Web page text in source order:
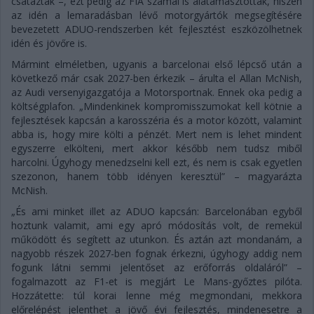
az idén a lemaradásban lévő motorgyártók megsegítésére
bevezetett ADUO-rendszerben két fejlesztést eszközölhetnek
idén és jövőre is.
Mármint elméletben, ugyanis a barcelonai első lépcső után a
következő már csak 2027-ben érkezik – árulta el Allan McNish,
az Audi versenyigazgatója a Motorsportnak. Ennek oka pedig a
költségplafon. „Mindenkinek kompromisszumokat kell kötnie a
fejlesztések kapcsán a karosszéria és a motor között, valamint
abba is, hogy mire költi a pénzét. Mert nem is lehet mindent
egyszerre elkölteni, mert akkor később nem tudsz miből
harcolni. Úgyhogy menedzselni kell ezt, és nem is csak egyetlen
szezonon, hanem több idényen keresztül” – magyarázta
McNish.
„És ami minket illet az ADUO kapcsán: Barcelonában egyből
hoztunk valamit, ami egy apró módosítás volt, de remekül
működött és segített az utunkon. És aztán azt mondanám, a
nagyobb részek 2027-ben fognak érkezni, úgyhogy addig nem
fogunk látni semmi jelentőset az erőforrás oldaláról” –
fogalmazott az F1-et is megjárt Le Mans-győztes pilóta.
Hozzátette: túl korai lenne még megmondani, mekkora
előrelépést jelenthet a jövő évi fejlesztés, mindenesetre a